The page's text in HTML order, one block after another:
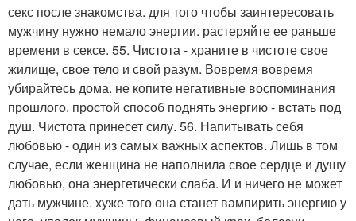
секс после знакомства. для того чтобы заинтересовать
мужчину нужно немало энергии. растеряйте ее раньше
времени в сексе. 55. Чистота - храните в чистоте свое
жилище, свое тело и свой разум. Вовремя вовремя
убирайтесь дома. не копите негативные воспоминания
прошлого. простой способ поднять энергию - встать под
душ. Чистота принесет силу. 56. Напитывать себя
любовью - один из самых важных аспектов. Лишь в том
случае, если женщина не наполнила свое сердце и душу
любовью, она энергетически слаба. И и ничего не может
дать мужчине. хуже того она станет вампирить энергию у